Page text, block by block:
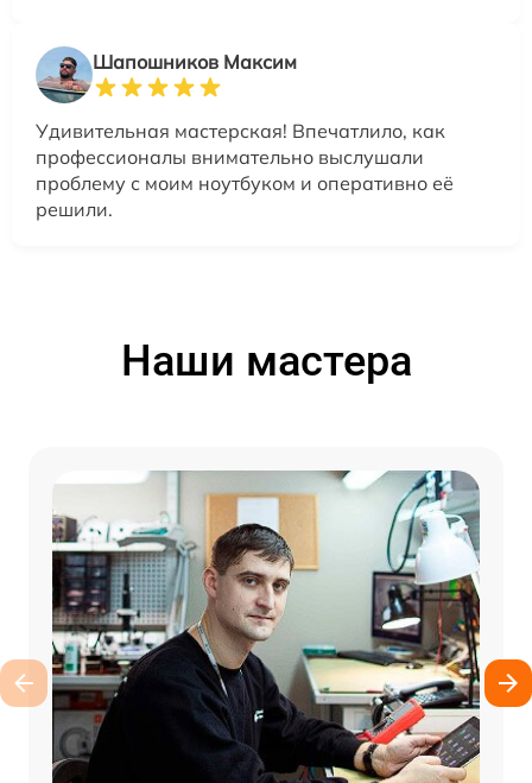
Шапошников Максим
Удивительная мастерская! Впечатлило, как
профессионалы внимательно выслушали
проблему с моим ноутбуком и оперативно её
решили.
Наши мастера